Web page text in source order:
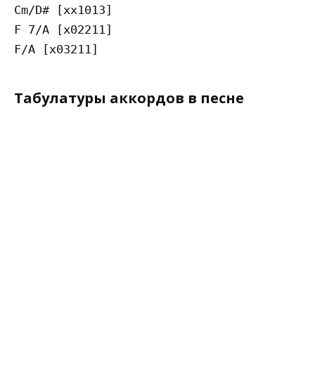
Cm/D# [xx1013]
F 7/A [x02211]
Табулатуры аккордов в песне